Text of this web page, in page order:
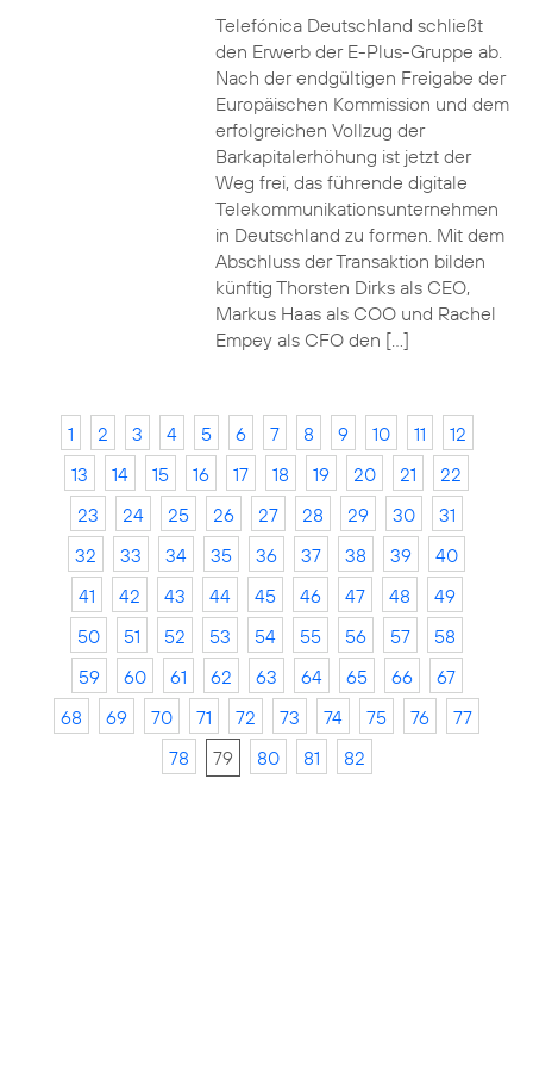
Telefónica Deutschland schließt
den Erwerb der E-Plus-Gruppe ab.
Nach der endgültigen Freigabe der
Europäischen Kommission und dem
erfolgreichen Vollzug der
Barkapitalerhöhung ist jetzt der
Weg frei, das führende digitale
Telekommunikationsunternehmen
in Deutschland zu formen. Mit dem
Abschluss der Transaktion bilden
künftig Thorsten Dirks als CEO,
Markus Haas als COO und Rachel
Empey als CFO den […]
1 2 3 4 5 6 7 8 9 10 11
12
13
14 15 16 17 18 19 20 21
22
23
24 25 26 27 28 29 30
31
32
33 34 35 36 37 38 39
40
41
42 43 44 45 46 47 48
49
50
51 52 53 54 55 56 57
58
59
60 61 62 63 64 65 66
67
68
69 70 71 72 73 74 75 76
77
78
79 80 81 82